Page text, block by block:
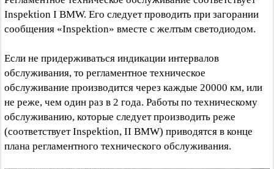
Inspektion I BMW. Его следует проводить при загорании
сообщения «Inspektion» вместе с желтым светодиодом.
Если не придерживаться индикации интервалов
обслуживания, то регламентное техническое
обслуживание производится через каждые 20000 км, или
не реже, чем один раз в 2 года. Работы по техническому
обслуживанию, которые следует производить реже
(соответствует Inspektion, II BMW) приводятся в конце
плана регламентного технического обслуживания.